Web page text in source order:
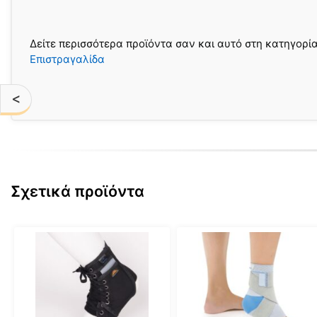
<
Δείτε περισσότερα προϊόντα σαν και αυτό στη κατηγορία
Επιστραγαλίδα
Σχετικά προϊόντα
παραλλαγές.
Αυτό
προϊόν
πολλαπλές
παραλλαγές.